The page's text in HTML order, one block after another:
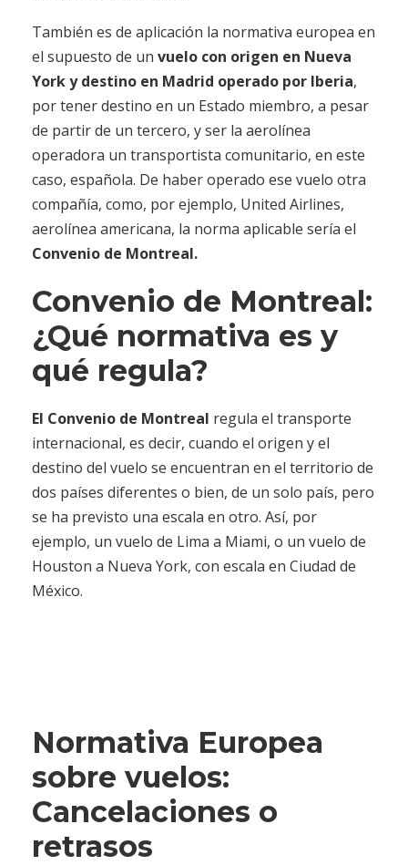
También es de aplicación la normativa europea en
el supuesto de un vuelo con origen en Nueva
York y destino en Madrid operado por Iberia,
por tener destino en un Estado miembro, a pesar
de partir de un tercero, y ser la aerolínea
operadora un transportista comunitario, en este
caso, española. De haber operado ese vuelo otra
compañía, como, por ejemplo, United Airlines,
aerolínea americana, la norma aplicable sería el
Convenio de Montreal.
Convenio de Montreal:
¿Qué normativa es y
qué regula?
El Convenio de Montreal regula el transporte
internacional, es decir, cuando el origen y el
destino del vuelo se encuentran en el territorio de
dos países diferentes o bien, de un solo país, pero
se ha previsto una escala en otro. Así, por
ejemplo, un vuelo de Lima a Miami, o un vuelo de
Houston a Nueva York, con escala en Ciudad de
México.
Normativa Europea
sobre vuelos:
Cancelaciones o
retrasos